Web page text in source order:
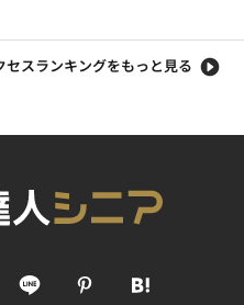
セスランキングをもっと見る